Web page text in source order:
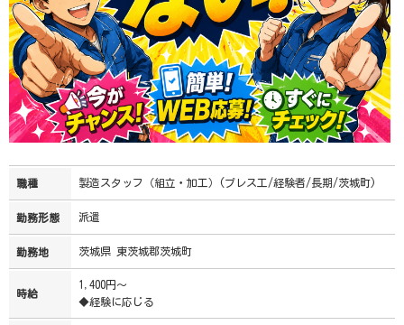
職種 製造スタッフ（組立・加工）(プレス工/経験者/長期/茨城町)
勤務形態 派遣
勤務地 茨城県 東茨城郡茨城町
時給
1,400円～
◆経験に応じる